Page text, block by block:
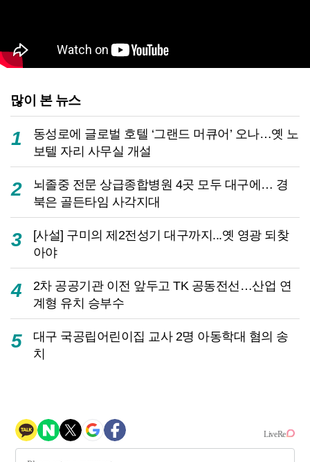
많이 본 뉴스
1
동성로에 글로벌 호텔 ‘그랜드 머큐어’ 오나…옛 노
보텔 자리 사무실 개설
2
뇌졸중 전문 상급종합병원 4곳 모두 대구에… 경
북은 골든타임 사각지대
3
[사설] 구미의 제2전성기 대구까지...옛 영광 되찾
아야
4
2차 공공기관 이전 앞두고 TK 공동전선…산업 연
계형 유치 승부수
5
대구 국공립어린이집 교사 2명 아동학대 혐의 송
치